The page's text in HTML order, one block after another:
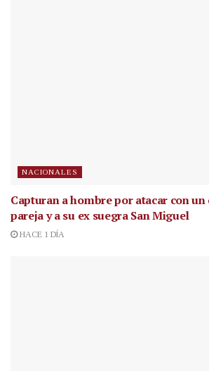
NACIONALES
Capturan a hombre por atacar con
pareja y a su ex suegra San Miguel
HACE 1 DÍA